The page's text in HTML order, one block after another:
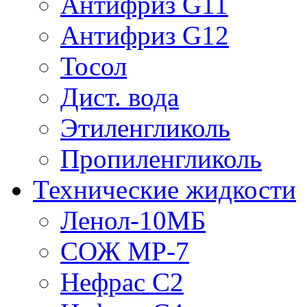
Антифриз G12
Тосол
Дист. вода
Этиленгликоль
Пропиленгликоль
Технические жидкости
Ленол-10МБ
СОЖ МР-7
Нефрас С2